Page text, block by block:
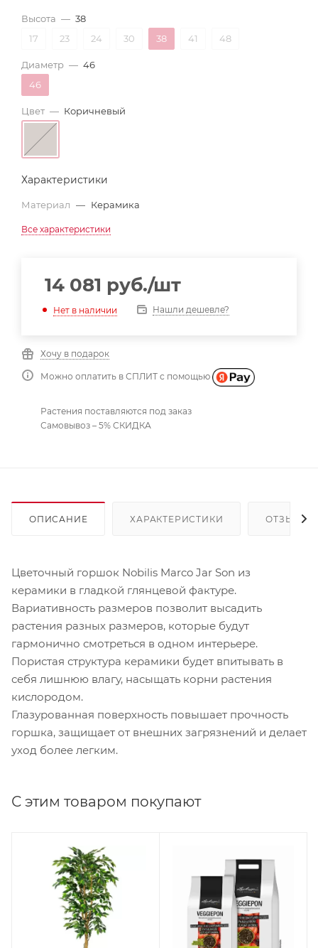
Высота — 38
17
23 24 30 38 41 48
Диаметр — 46
46
Цвет — Коричневый
Характеристики
Материал — Керамика
Все характеристики
14 081 руб./шт
Нет в наличии Нашли дешевле?
Хочу в подарок
Можно оплатить в СПЛИТ с помощью
Растения поставляются под заказ
Самовывоз – 5% СКИДКА
ОПИСАНИЕ ХАРАКТЕРИСТИКИ ОТЗЫВЫ
Цветочный горшок Nobilis Marco Jar Son из
керамики в гладкой глянцевой фактуре.
Вариативность размеров позволит высадить
растения разных размеров, которые будут
гармонично смотреться в одном интерьере.
Пористая структура керамики будет впитывать в
себя лишнюю влагу, насыщать корни растения
кислородом.
Глазурованная поверхность повышает прочность
горшка, защищает от внешних загрязнений и делает
уход более легким.
С этим товаром покупают